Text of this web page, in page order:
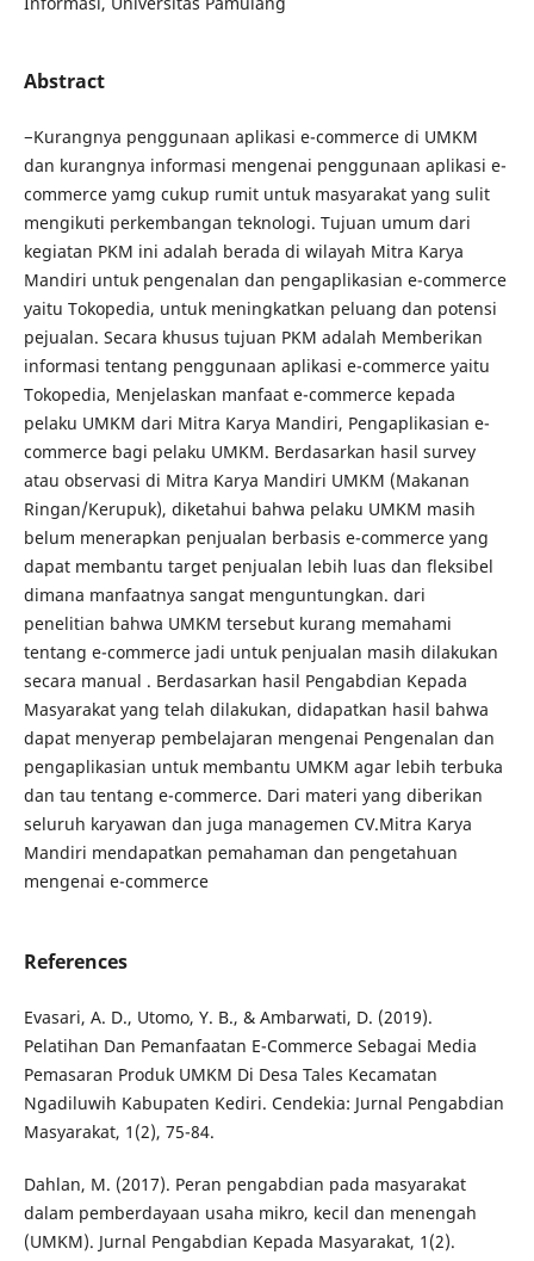
Abstract
−Kurangnya penggunaan aplikasi e-commerce di UMKM
dan kurangnya informasi mengenai penggunaan aplikasi e-
commerce yamg cukup rumit untuk masyarakat yang sulit
mengikuti perkembangan teknologi. Tujuan umum dari
kegiatan PKM ini adalah berada di wilayah Mitra Karya
Mandiri untuk pengenalan dan pengaplikasian e-commerce
yaitu Tokopedia, untuk meningkatkan peluang dan potensi
pejualan. Secara khusus tujuan PKM adalah Memberikan
informasi tentang penggunaan aplikasi e-commerce yaitu
Tokopedia, Menjelaskan manfaat e-commerce kepada
pelaku UMKM dari Mitra Karya Mandiri, Pengaplikasian e-
commerce bagi pelaku UMKM. Berdasarkan hasil survey
atau observasi di Mitra Karya Mandiri UMKM (Makanan
Ringan/Kerupuk), diketahui bahwa pelaku UMKM masih
belum menerapkan penjualan berbasis e-commerce yang
dapat membantu target penjualan lebih luas dan fleksibel
dimana manfaatnya sangat menguntungkan. dari
penelitian bahwa UMKM tersebut kurang memahami
tentang e-commerce jadi untuk penjualan masih dilakukan
secara manual . Berdasarkan hasil Pengabdian Kepada
Masyarakat yang telah dilakukan, didapatkan hasil bahwa
dapat menyerap pembelajaran mengenai Pengenalan dan
pengaplikasian untuk membantu UMKM agar lebih terbuka
dan tau tentang e-commerce. Dari materi yang diberikan
seluruh karyawan dan juga managemen CV.Mitra Karya
Mandiri mendapatkan pemahaman dan pengetahuan
mengenai e-commerce
References
Evasari, A. D., Utomo, Y. B., & Ambarwati, D. (2019).
Pelatihan Dan Pemanfaatan E-Commerce Sebagai Media
Pemasaran Produk UMKM Di Desa Tales Kecamatan
Ngadiluwih Kabupaten Kediri. Cendekia: Jurnal Pengabdian
Masyarakat, 1(2), 75-84.
Dahlan, M. (2017). Peran pengabdian pada masyarakat
dalam pemberdayaan usaha mikro, kecil dan menengah
(UMKM). Jurnal Pengabdian Kepada Masyarakat, 1(2).